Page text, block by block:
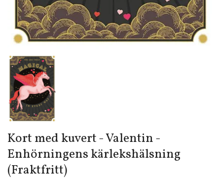
Kort med kuvert - Valentin -
Enhörningens kärlekshälsning
(Fraktfritt)